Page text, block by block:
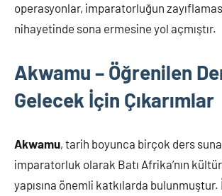
operasyonlar, imparatorluğun
nihayetinde sona ermesine yol açmıştır.
Akwamu – Öğrenilen
Gelecek İçin Çıkarımlar
Akwamu, tarih boyunca birçok ders
imparatorluk olarak Batı Afrika’nın
yapısına önemli katkılarda